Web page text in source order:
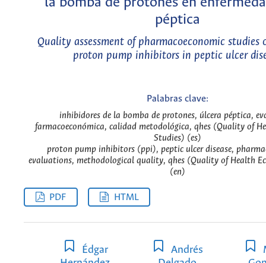
péptica
Quality assessment of pharmacoeconomic studies
proton pump inhibitors in peptic ulcer
Palabras clave:
inhibidores de la bomba de protones, úlcera péptica,
farmacoeconómica, calidad metodológica, qhes (Quality of
Studies) (es)
proton pump inhibitors (ppi), peptic ulcer disease,
evaluations, methodological quality, qhes (Quality of Health
(en)
PDF HTML
Édgar
Andrés